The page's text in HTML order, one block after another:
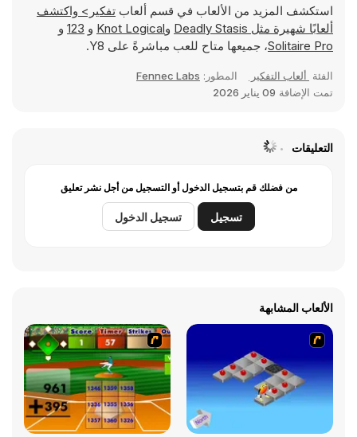
استكشف المزيد من الألعاب في قسم ألعاب
تفكير> واكتشف
ألعابًا شهيرة مثل Deadly Stasis وKnot Logical و 123 و
Solitaire Pro، جميعها متاح للعب مباشرةً على Y8.
الفئة ألعاب التفكير المطور: Fennec Labs
تمت الإضافة 09 يناير 2026
التعليقات
من فضلك قم بتسجيل الدخول أو التسجيل من أجل نشر تعليق
تسجيل تسجيل الدخول
الألعاب المشابهة